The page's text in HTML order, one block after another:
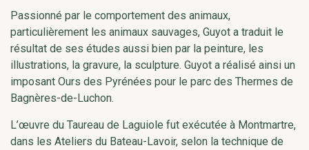
Passionné par le comportement des animaux,
particulièrement les animaux sauvages, Guyot a traduit le
résultat de ses études aussi bien par la peinture, les
illustrations, la gravure, la sculpture. Guyot a réalisé ainsi un
imposant Ours des Pyrénées pour le parc des Thermes de
Bagnères-de-Luchon.
L’œuvre du Taureau de Laguiole fut exécutée à Montmartre,
dans les Ateliers du Bateau-Lavoir, selon la technique de